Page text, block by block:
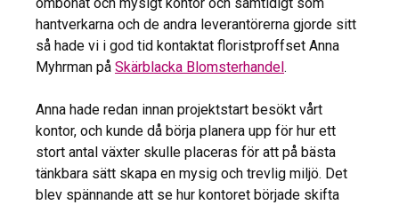
hantverkarna och de andra leverantörerna gjorde sitt
så hade vi i god tid kontaktat floristproffset Anna
Myhrman på Skärblacka Blomsterhandel.
Anna hade redan innan projektstart besökt vårt
kontor, och kunde då börja planera upp för hur ett
stort antal växter skulle placeras för att på bästa
tänkbara sätt skapa en mysig och trevlig miljö. Det
blev spännande att se hur kontoret började skifta